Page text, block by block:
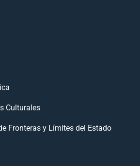
Culturales
Fronteras y Límites del Estado